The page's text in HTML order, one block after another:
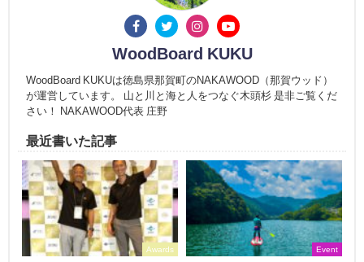
WoodBoard KUKU
WoodBoard KUKUは徳島県那賀町のNAKAWOOD（那賀ウッド）
が運営しています。 山と川と海と人をつなぐ木頭杉 是非ご覧くだ
さい！ NAKAWOOD代表 庄野
最近書いた記事
Awards Event